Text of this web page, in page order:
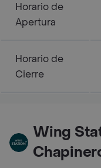
Horario de
Apertura
Horario de
Cierre
Wing